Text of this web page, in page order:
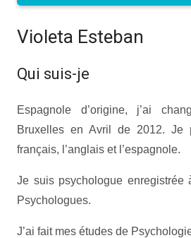
Violeta Esteban
Qui suis-je
Espagnole d’origine, j’ai
Bruxelles en Avril de 2012. Je
français, l’anglais et l’espagnole.
Je suis psychologue enregistrée
Psychologues.
J’ai fait mes études de